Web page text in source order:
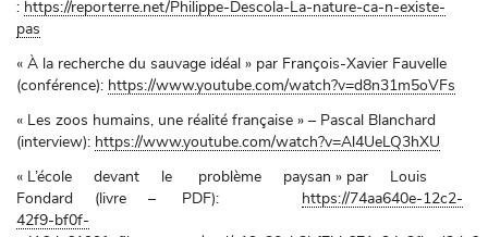
: https://reporterre.net/Philippe-Descola-La-nature-ca-n-existe-
pas
« À la recherche du sauvage idéal » par François-Xavier Fauvelle
(conférence): https://www.youtube.com/watch?v=d8n31m5oVFs
« Les zoos humains, une réalité française » – Pascal Blanchard
(interview): https://www.youtube.com/watch?v=Al4UeLQ3hXU
« L’école devant le problème paysan » par Louis
Fondard (livre – PDF):
https://74aa640e-12c2-
42f9-bf0f-